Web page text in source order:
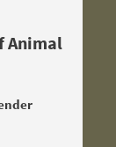
Animal